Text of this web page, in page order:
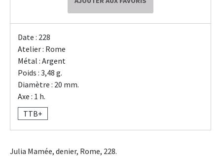
Date : 228
Atelier : Rome
Métal : Argent
Poids : 3,48 g.
Diamètre : 20 mm.
Axe : 1 h.
TTB+
Julia Mamée, denier, Rome, 228.